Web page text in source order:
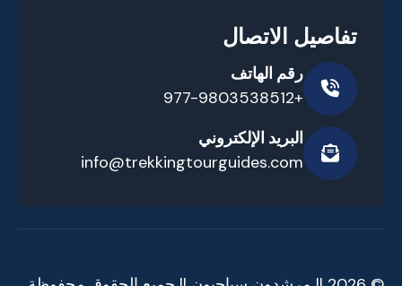
تفاصيل الاتصال
رقم الهاتف
+977-9803538512
البريد الإلكتروني
info@trekkingtourguides.com